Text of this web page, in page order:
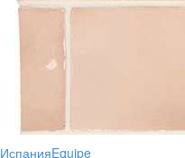
ИспанияEquipe